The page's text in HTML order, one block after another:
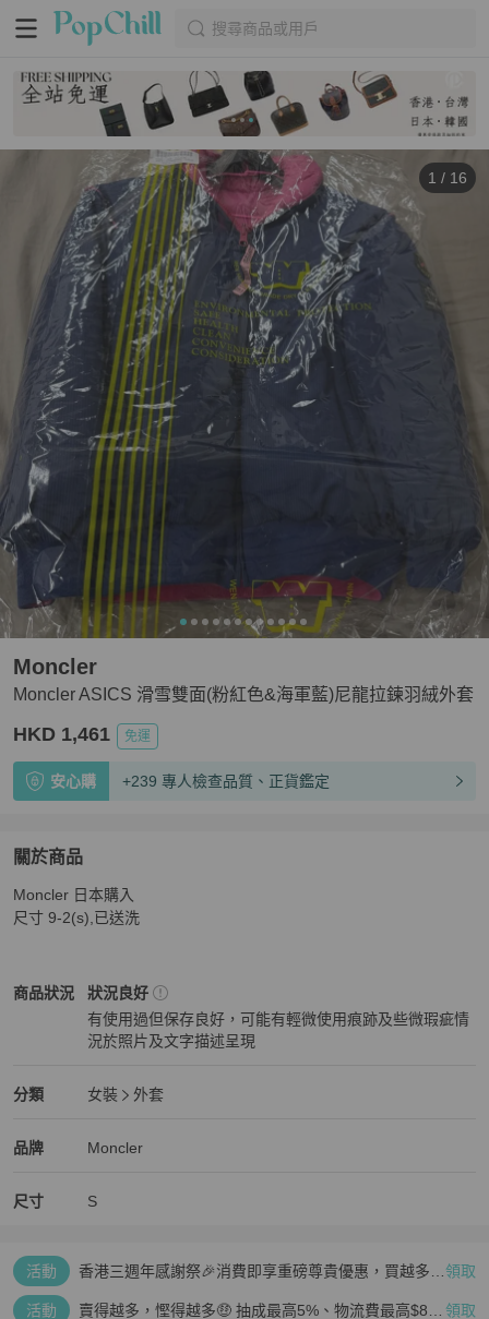
搜尋商品或用戶
1 / 16
Moncler ASICS 滑雪雙面(粉紅色&海軍藍)尼龍拉鍊羽絨外套
Moncler
HKD 1,461 免運
安心購 +239 專人檢查品質、正貨鑑定
關於商品
關於Moncler ASICS 滑雪雙面(粉紅色&海軍藍)尼龍拉鍊羽絨
Moncler 日本購入
尺寸 9-2(s),已送洗
商品狀況
Moncler女裝商品狀態與細節
狀況良好
有使用過但保存良好，可能有輕微使用痕跡及些微瑕疵情
況於照片及文字描述呈現
分類
Moncler 女裝分類資訊
女裝
外套
品牌
Moncler 精品女裝品牌介紹
Moncler
Moncler 推薦清單
尺寸 S
活動
香港三週年感謝祭🎉消費即享重磅尊貴優惠，買越多、 領取
活動
賣得越多，慳得越多🤑 抽成最高5%、物流費最高$800 領取